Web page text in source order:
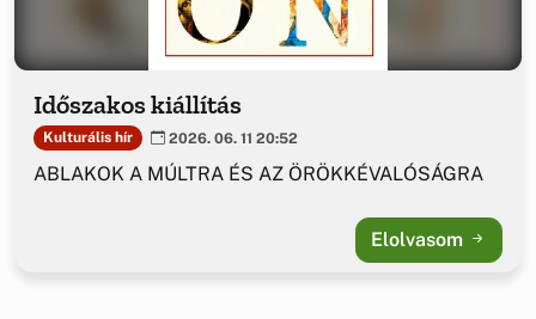
Időszakos kiállítás
Kulturális hír 2026. 06. 11 20:52
ABLAKOK A MÚLTRA ÉS AZ ÖRÖKKÉVALÓSÁGRA
Elolvasom